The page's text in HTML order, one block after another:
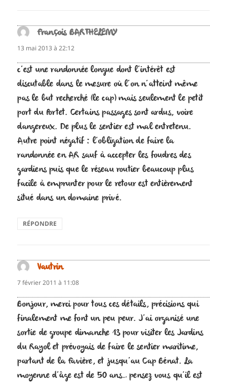
François BARTHELEMYdit :
13 mai 2013 à 22:12
c’est une randonnée longue dont l’intérêt est
discutable dans le mesure où l’on n’atteint même
pas le but recherché (le cap) mais seulement le petit
port du Portet. Certains passages sont ardus, voire
dangereux. De plus le sentier est mal entretenu.
Autre point négatif : l’obligation de faire la
randonnée en AR sauf à accepter les foudres des
gardiens puis que le réseau routier beaucoup plus
facile à emprunter pour le retour est entièrement
situé dans un domaine privé.
RÉPONDRE
Vautrindit :
7 février 2011 à 11:08
Bonjour, merci pour tous ces détails, précisions qui
finalement me font un peu peur. J’ai organisé une
sortie de groupe dimanche 13 pour visiter les Jardins
du Rayol et prévoyais de faire le sentier maritime,
partant de la Favière, et jusqu’au Cap Bénat. La
moyenne d’âge est de 50 ans… pensez vous qu’il est